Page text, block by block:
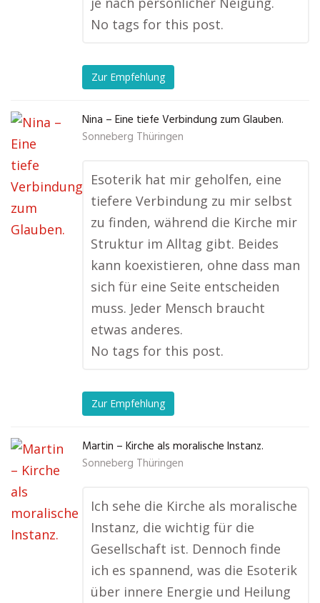
No tags for this post.
Zur Empfehlung
Nina – Eine tiefe Verbindung zum Glauben.
Sonneberg Thüringen
Esoterik hat mir geholfen, eine
tiefere Verbindung zu mir selbst
zu finden, während die Kirche mir
Struktur im Alltag gibt. Beides
kann koexistieren, ohne dass man
sich für eine Seite entscheiden
muss. Jeder Mensch braucht
etwas anderes.
No tags for this post.
Zur Empfehlung
Martin – Kirche als moralische Instanz.
Sonneberg Thüringen
Ich sehe die Kirche als moralische
Instanz, die wichtig für die
Gesellschaft ist. Dennoch finde
ich es spannend, was die Esoterik
über innere Energie und Heilung